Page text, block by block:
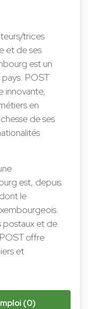
trices
et de ses
est un
POST
innovante,
en
de ses
est, depuis
le
postaux et de
offre
et
(0)